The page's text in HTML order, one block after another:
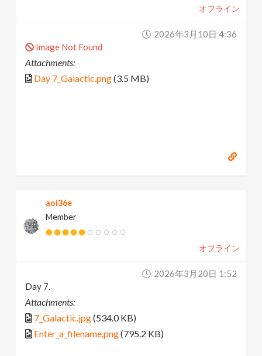
オフライン
2026年3月10日 4:36
Image Not Found
Attachments:
Day 7_Galactic.png(3.5 MB)
aoi36e
Member
オフライン
2026年3月20日 1:52
Day 7.
Attachments:
7_Galactic.jpg(534.0 KB)
Enter_a_filename.png(795.2 KB)